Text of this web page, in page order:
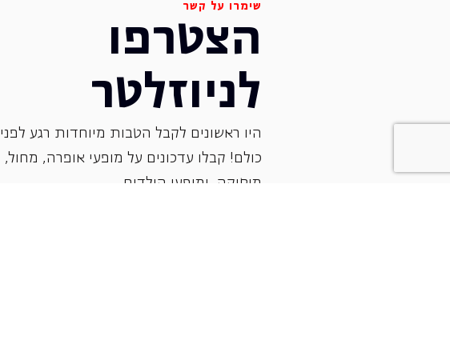
שימרו על קשר
הצטרפו
לניוזלטר
היו ראשונים לקבל הטבות מיוחדות רגע לפני
כולם! קבלו עדכונים על מופעי אופרה, ‏מחול,
‏מוסיקה, ומופעי הילדים.